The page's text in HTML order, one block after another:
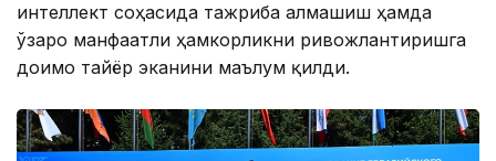
интеллект соҳасида тажриба алмашиш ҳамда
ўзаро манфаатли ҳамкорликни ривожлантиришга
доимо тайёр эканини маълум қилди.